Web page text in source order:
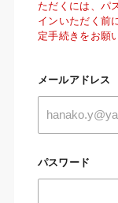
ただくには、パ
インいただく前
定手続きをお願
メールアドレス
パスワード